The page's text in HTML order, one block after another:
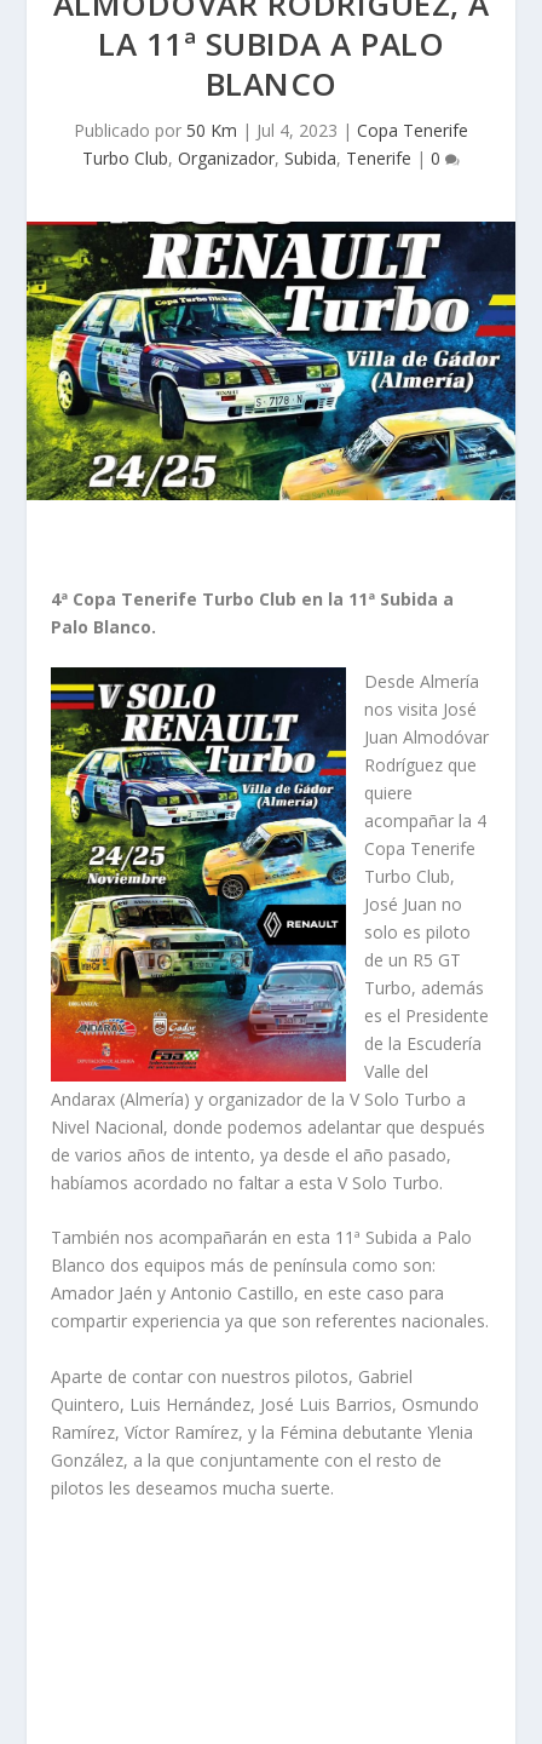
LA 11ª SUBIDA A PALO
BLANCO
Publicado por 50 Km | Jul 4, 2023 | Copa Tenerife
Turbo Club, Organizador, Subida, Tenerife | 0
4ª Copa Tenerife Turbo Club en la 11ª Subida a
Palo Blanco.
Desde Almería
nos visita José
Juan Almodóvar
Rodríguez que
quiere
acompañar la 4
Copa Tenerife
Turbo Club,
José Juan no
solo es piloto
de un R5 GT
Turbo, además
es el Presidente
de la Escudería
Valle del
Andarax (Almería) y organizador de la V Solo Turbo a
Nivel Nacional, donde podemos adelantar que después
de varios años de intento, ya desde el año pasado,
habíamos acordado no faltar a esta V Solo Turbo.
También nos acompañarán en esta 11ª Subida a Palo
Blanco dos equipos más de península como son:
Amador Jaén y Antonio Castillo, en este caso para
compartir experiencia ya que son referentes nacionales.
Aparte de contar con nuestros pilotos, Gabriel
Quintero, Luis Hernández, José Luis Barrios, Osmundo
Ramírez, Víctor Ramírez, y la Fémina debutante Ylenia
González, a la que conjuntamente con el resto de
pilotos les deseamos mucha suerte.